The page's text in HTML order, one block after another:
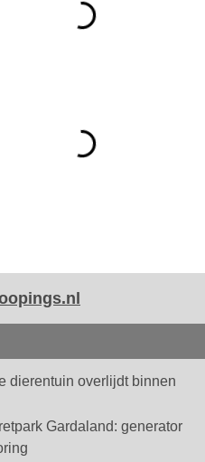
dierentuin overlijdt binnen
Gardaland: generator